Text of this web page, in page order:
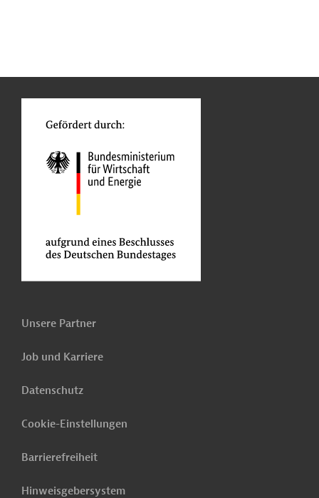
Unsere Partner
Job und Karriere
Datenschutz
Cookie-Einstellungen
Barrierefreiheit
Hinweisgebersystem